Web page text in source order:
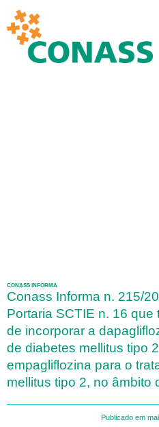
CONASS INFORMA
Conass Informa n. 215/
Portaria SCTIE n. 16
de incorporar a
de diabetes mellitus tipo
empagliflozina para o
mellitus tipo 2, no âmbito
Publicado em